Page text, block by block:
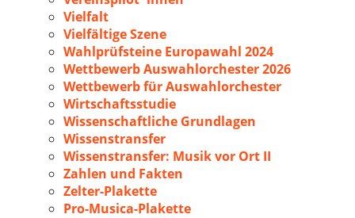
Vielfalt
Vielfältige Szene
Wahlprüfsteine Europawahl 2024
Wettbewerb Auswahlorchester 2026
Wettbewerb für Auswahlorchester
Wirtschaftsstudie
Wissenschaftliche Grundlagen
Wissenstransfer
Wissenstransfer: Musik vor Ort II
Zahlen und Fakten
Zelter-Plakette
Pro-Musica-Plakette